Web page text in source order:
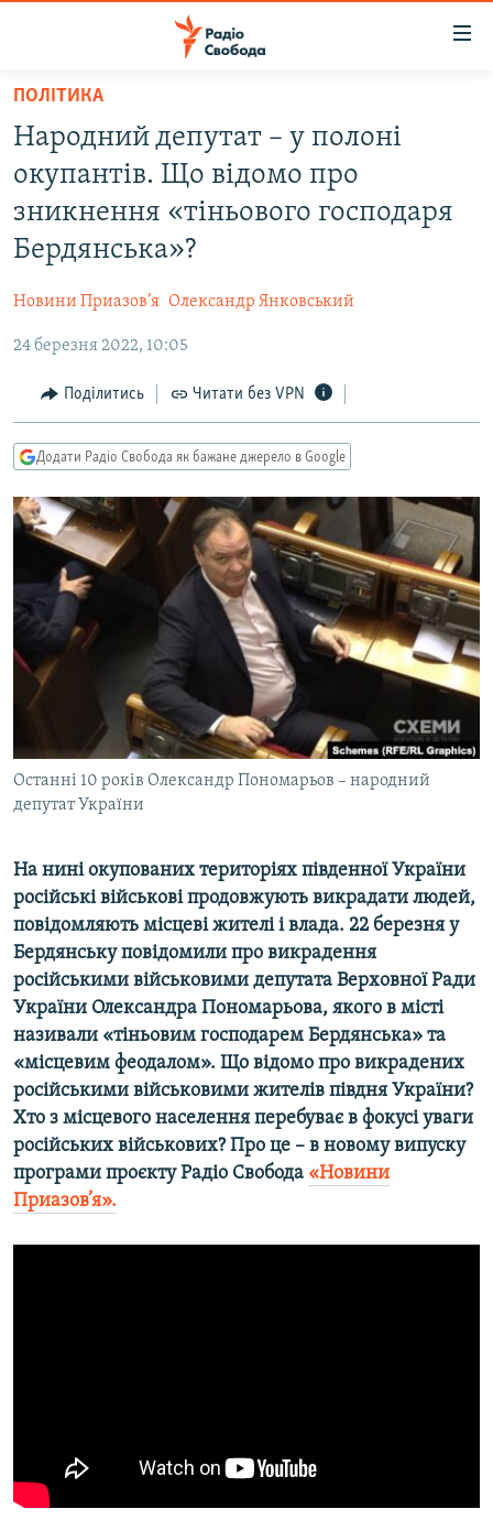
Перейти
основного
матеріалу
Перейти
до
основної
Перейти
до
ВСЕ ЗА ДОБУ
СТАТТІ
СУСПІЛЬСТВО
КУЛЬТУРА
СПОРТ
СВІТ
ВІЙНА
ДОНБАС.РЕАЛІЇ
КРИМ.РЕАЛІЇ
ТИ ЯК?
КИТАЙ.ВИКЛИКИ
МУЛЬТИМЕДІА
ФОТО
СПЕЦПРОЄКТИ
ПОДКАСТИ
КРИМ РЕАЛІЇ
УКР
КТАТ
ДОЛУЧАЙСЯ!
Усі сайти RFE/RL
ПОЛІТИКА
Народний депутат – у полоні
окупантів. Що відомо про
зникнення «тіньового господаря
Бердянська»?
Новини Приазов’я Олександр Янковський
24 березня 2022, 10:05
Поділитись Читати без VPN
Додати Радіо Свобода як бажане джерело в Google
Останні 10 років Олександр Пономарьов – народний
депутат України
На нині окупованих територіях південної України
російські військові продовжують викрадати людей,
повідомляють місцеві жителі і влада. 22 березня у
Бердянську повідомили про викрадення
російськими військовими депутата Верховної Ради
України Олександра Пономарьова, якого в місті
називали «тіньовим господарем Бердянська» та
«місцевим феодалом». Що відомо про викрадених
російськими військовими жителів півдня України?
Хто з місцевого населення перебуває в фокусі уваги
російських військових? Про це – в новому випуску
програми проєкту Радіо Свобода «Новини
Приазов’я».